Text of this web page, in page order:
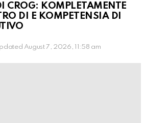
CROG: KOMPLETAMENTE
DI E KOMPETENSIA DI
August 7, 2026, 11:58 am